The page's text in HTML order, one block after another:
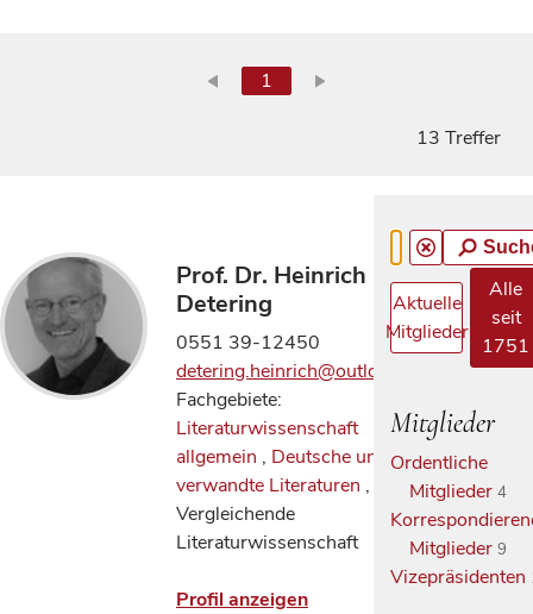
1
13 Treffer
Prof. Dr. Heinrich
Detering
0551 39-12450
detering.heinrich@outlook.de
Fachgebiete:
Literaturwissenschaft
allgemein , Deutsche und
verwandte Literaturen ,
Vergleichende
Literaturwissenschaft
Profil anzeigen
Aktuelle
Mitglieder
Alle
seit
1751
Mitglieder
Ordentliche
Mitglieder 4
Mitglieder 9
Vizepräsidenten